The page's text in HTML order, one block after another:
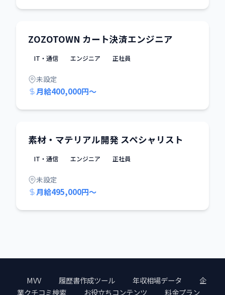
ZOZOTOWN カート決済エンジニア
IT・通信 エンジニア 正社員
未設定
月給400,000円〜
素材・マテリアル開発 スペシャリスト
IT・通信 エンジニア 正社員
未設定
月給495,000円〜
MVV 履歴書作成ツール 年収相場データ
企
業クチコミ検索
お役立ちコンテンツ 料金プラン